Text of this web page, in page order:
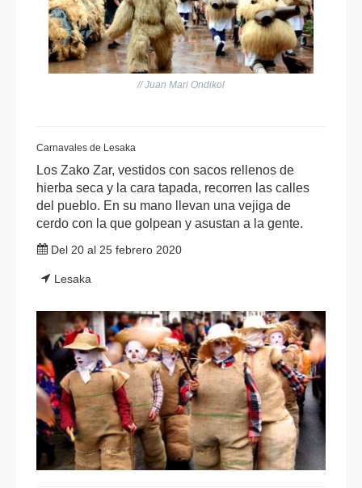
// Juan Mari Ondikol
Carnavales de Lesaka
Los Zako Zar, vestidos con sacos rellenos de
hierba seca y la cara tapada, recorren las calles
del pueblo. En su mano llevan una vejiga de
cerdo con la que golpean y asustan a la gente.
Del 20 al 25 febrero 2020
Lesaka